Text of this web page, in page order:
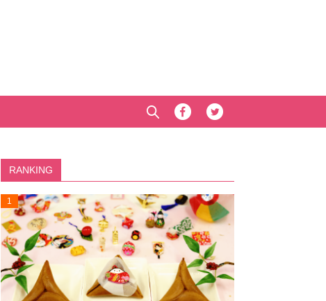
RANKING
1